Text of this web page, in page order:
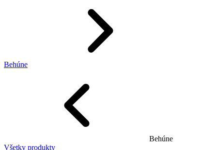
Behúne
Behúne
Všetky produkty